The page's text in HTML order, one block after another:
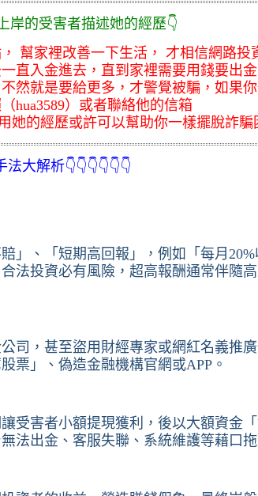
害者描述她的經歷👇
幫家裡改善一下生活， 才相信網路投
直入金進去，直到家裡需要用錢要出
然就是要給更多，才警覺被騙，如果
hua3589）或者聯絡他的信箱
用她的經歷或許可以幫助你一樣擺脫詐騙
解析👇👇👇👇👇👇
」、「短期高回報」，例如「每月20%
法投資必有風險，超高報酬通常伴隨
司，甚至盜用財經專家或網紅名義推
票」、偽造金融機構官網或APP。
受害者小額提現獲利，後以大額資金
法出金、客服失聯、系統維護等藉口拖